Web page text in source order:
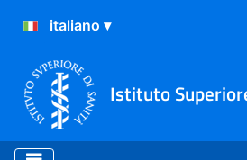
Istituto